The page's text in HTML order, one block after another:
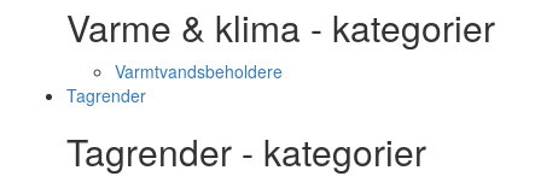
Varme & klima - kategorier
Varmtvandsbeholdere
Tagrender
Tagrender - kategorier